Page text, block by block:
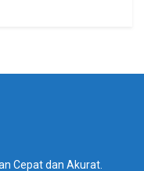
Cepat dan Akurat.